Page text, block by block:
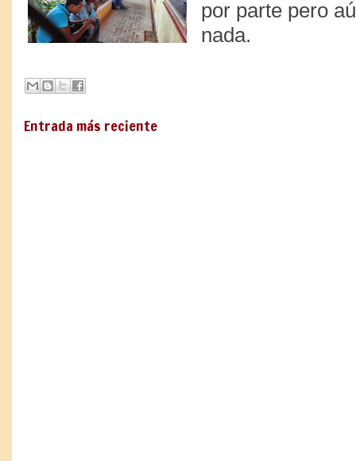
por parte pero
nada.
Entrada más reciente